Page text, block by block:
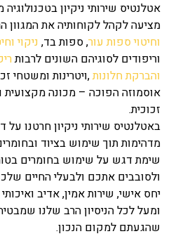
אטלנטיס שירותי ניקיון
מציעה לקהל לקוחותיה את המגוון
וחיטוי ספות עור, ספות בד, ניקוי
וריפודים לסוגיהם השונים לרבות
והברקת חלונות,ויטרינות ומשטחי
אוסמוזה הפוכה – מכונה מקצועית
זכוכית.
באטלנטיס שירותי ניקיון חרטנו על
מדהימות תוך שימוש בציוד
שימת דגש על שימוש בחומרים
ולסובבים אתכם ולבעלי החיים
יחס אישי, שירות אמין, אדיב
ומעל לכל הניסיון הרב שלנו
שהגעתם למקום הנכון.